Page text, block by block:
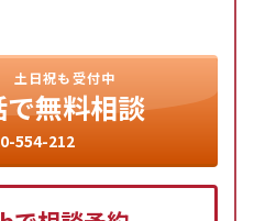
土日祝も受付中
無料相談
554-212